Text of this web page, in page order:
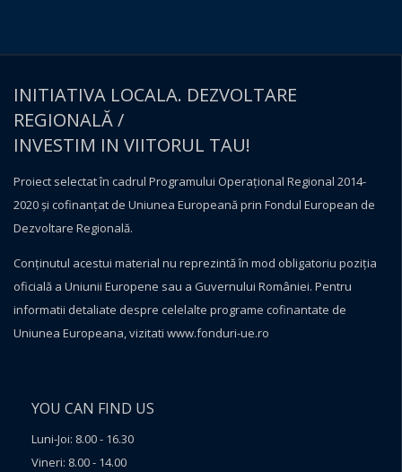
INITIATIVA LOCALA. DEZVOLTARE
REGIONALĂ /
INVESTIM IN VIITORUL TAU!
Proiect selectat în cadrul Programului Operațional Regional 2014-
2020 și cofinanțat de Uniunea Europeană prin Fondul European de
Dezvoltare Regională.
Conţinutul acestui material nu reprezintă în mod obligatoriu poziţia
oficială a Uniunii Europene sau a Guvernului României. Pentru
informatii detaliate despre celelalte programe cofinantate de
Uniunea Europeana, vizitati www.fonduri-ue.ro
YOU CAN FIND US
Luni-Joi: 8.00 - 16.30
Vineri: 8.00 - 14.00